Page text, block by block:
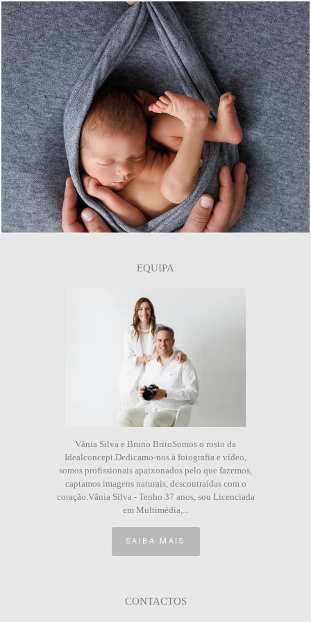
0
EQUIPA
Vânia Silva e Bruno BritoSomos o rosto da
Idealconcept.Dedicamo-nos à fotografia e vídeo,
somos profissionais apaixonados pelo que fazemos,
captamos imagens naturais, descontraídas com o
coração.Vânia Silva - Tenho 37 anos, sou Licenciada
em Multimédia,...
SAIBA MAIS
CONTACTOS